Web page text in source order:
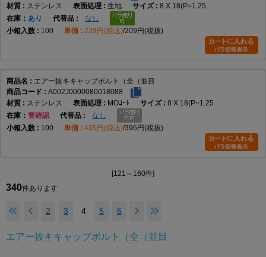
ステンレス
生地
8 X 18(P=1.25
在庫
あり
なし
100
229円(税込) 209円(税抜)
エアー抜キキャップボルト（全（並目
A002J0000080018088
ステンレス
MOｺｰﾄ
8 X 18(P=1.25
在庫
要確認
なし
100
435円(税込) 396円(税抜)
[121～160件]
340件あります
2 3 4 5 6
エアー抜キキャップボルト（全（並目